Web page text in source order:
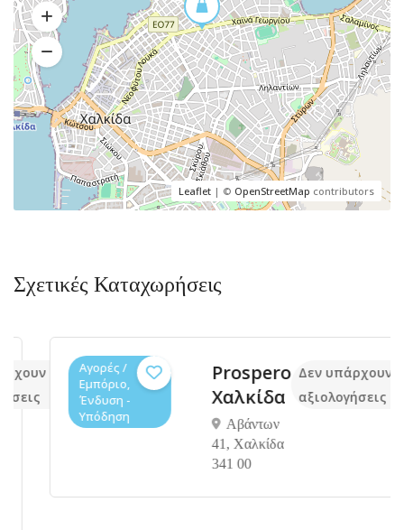
Leaflet | © OpenStreetMap contributors
Σχετικές Καταχωρήσεις
ακόμαΑγορές /
Εμπόριο,
Ένδυση -
Υπόδηση
Prospero
Χαλκίδα
Αβάντων
41, Χαλκίδα
341 00
Δεν υπάρχουν
αξιολογήσεις